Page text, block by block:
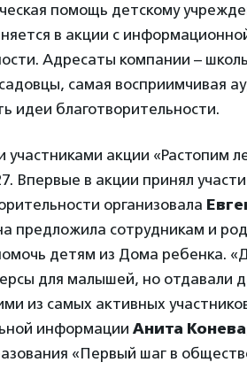
помощь детскому
в акции с
Адресаты компании –
самая восприимчивая
идеи благотворительности.
акции «Растопим
Впервые в акции принял
организовала
предложила сотрудникам и
детям из Дома ребенка.
для малышей, но отдавали
из самых активных
информации Анита Конева
«Первый шаг в